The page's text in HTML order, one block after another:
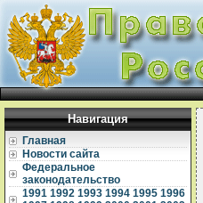
Навигация
Главная
Новости сайта
Федеральное
законодательство
1991 1992 1993 1994 1995 1996